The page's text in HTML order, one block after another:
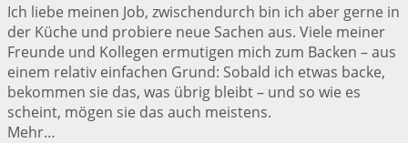
Ich liebe meinen Job, zwischendurch bin ich aber gerne in
der Küche und probiere neue Sachen aus. Viele meiner
Freunde und Kollegen ermutigen mich zum Backen – aus
einem relativ einfachen Grund: Sobald ich etwas backe,
bekommen sie das, was übrig bleibt – und so wie es
scheint, mögen sie das auch meistens.
Mehr…